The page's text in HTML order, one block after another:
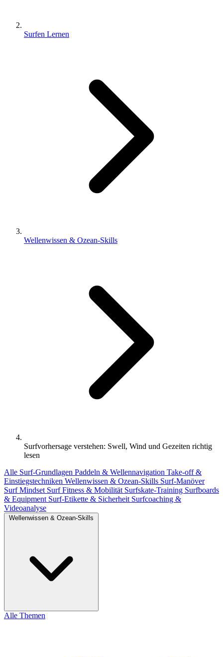
Surfen Lernen
Wellenwissen & Ozean-Skills
Surfvorhersage verstehen: Swell, Wind und Gezeiten richtig
lesen
Alle Surf-Grundlagen Paddeln & Wellennavigation Take-off &
Einstiegstechniken Wellenwissen & Ozean-Skills Surf-Manöver
Surf Mindset Surf Fitness & Mobilität Surfskate-Training Surfboards
& Equipment Surf-Etikette & Sicherheit Surfcoaching &
Videoanalyse
Wellenwissen & Ozean-Skills
Alle Themen